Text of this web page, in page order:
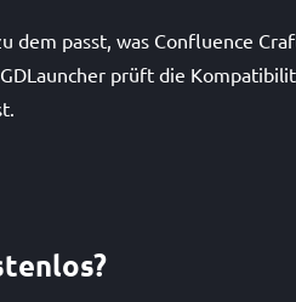
dem passt, was Confluence
prüft die